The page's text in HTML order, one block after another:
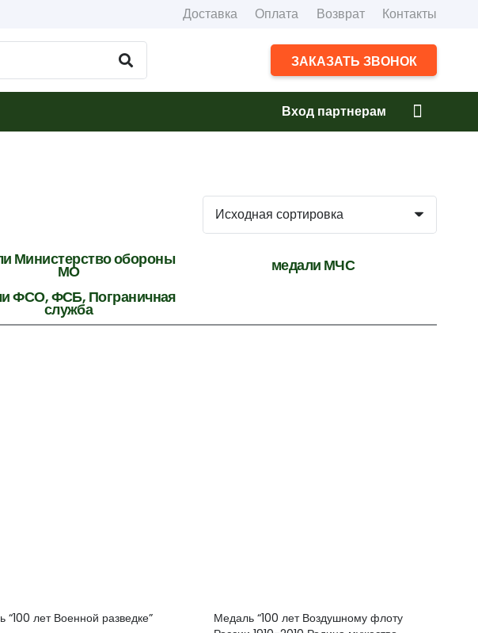
Доставка Оплата Возврат Контакты
ЗАКАЗАТЬ ЗВОНОК
Вход партнерам
Министерство обороны
МО
медали МЧС
ФСО, ФСБ, Пограничная
служба
“100 лет Военной разведке”
Медаль “100 лет Воздушному флоту